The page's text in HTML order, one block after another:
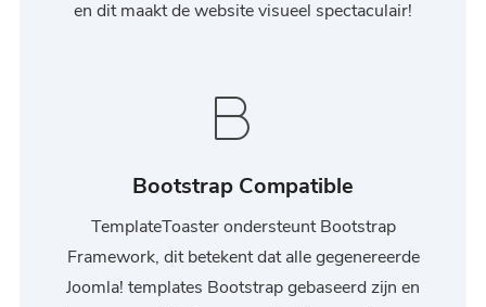
en dit maakt de website visueel spectaculair!
Bootstrap Compatible
TemplateToaster ondersteunt Bootstrap
Framework, dit betekent dat alle gegenereerde
Joomla! templates Bootstrap gebaseerd zijn en